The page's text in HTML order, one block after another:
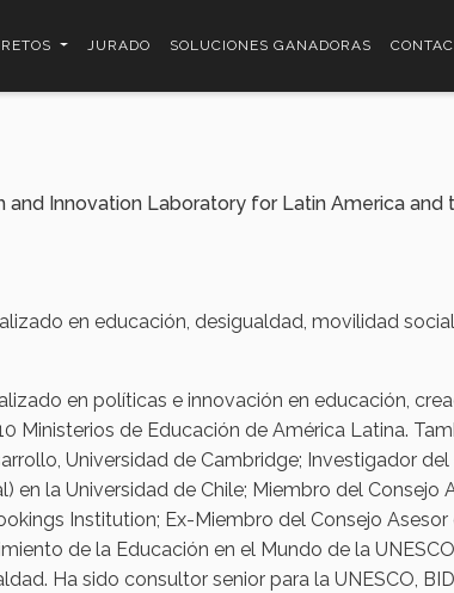
RETOS JURADO SOLUCIONES GANADORAS
and Innovation Laboratory for Latin America and
en educación, desigualdad, movilidad
en políticas e innovación en educación,
Ministerios de Educación de América Latina.
Universidad de Cambridge; Investigador del
en la Universidad de Chile; Miembro del Consejo
Institution; Ex-Miembro del Consejo Asesor
de la Educación en el Mundo de la
Ha sido consultor senior para la UNESCO,